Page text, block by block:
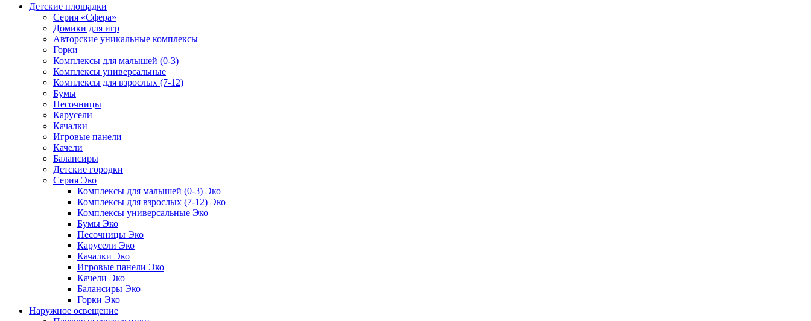
Детские площадки
Серия «Сфера»
Домики для игр
Авторские уникальные комплексы
Горки
Комплексы для малышей (0-3)
Комплексы универсальные
Комплексы для взрослых (7-12)
Бумы
Песочницы
Карусели
Качалки
Игровые панели
Качели
Балансиры
Детские городки
Серия Эко
Комплексы для малышей (0-3) Эко
Комплексы для взрослых (7-12) Эко
Комплексы универсальные Эко
Бумы Эко
Песочницы Эко
Карусели Эко
Качалки Эко
Игровые панели Эко
Качели Эко
Балансиры Эко
Горки Эко
Наружное освещение